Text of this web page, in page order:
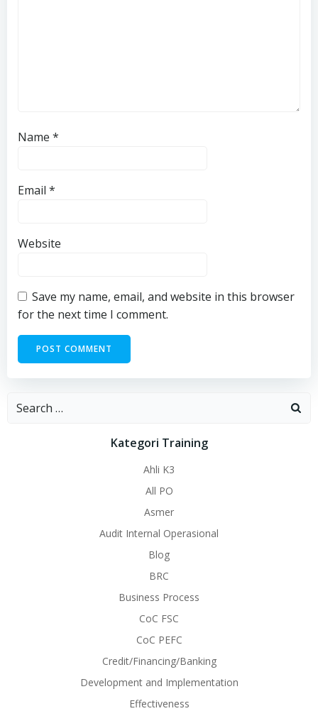
Name *
Email *
Website
Save my name, email, and website in this browser
for the next time I comment.
Search
Kategori Training
Ahli K3
All PO
Asmer
Audit Internal Operasional
Blog
BRC
Business Process
CoC FSC
CoC PEFC
Credit/Financing/Banking
Development and Implementation
Effectiveness